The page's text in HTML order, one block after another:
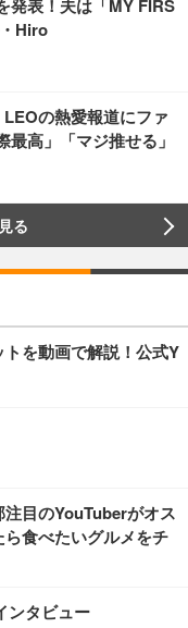
発表！夫は「MY FIRS
Hiro
の熱愛報道にファ
高」「マジ推せる」
る
トを動画で解説！公式Y
注目のYouTuberがオス
食べたいグルメをチ
ンタビュー